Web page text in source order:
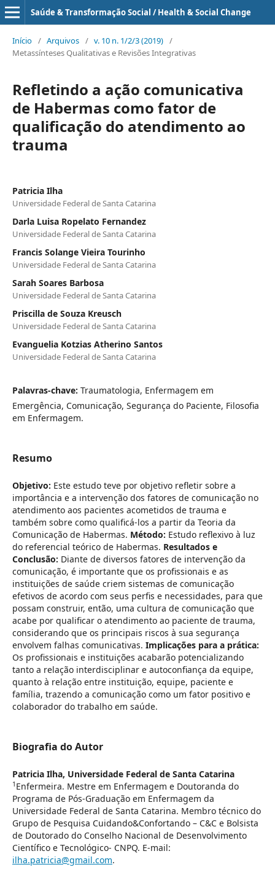
Saúde & Transformação Social / Health & Social Change
Início / Arquivos / v. 10 n. 1/2/3 (2019) /
Metassínteses Qualitativas e Revisões Integrativas
Refletindo a ação comunicativa
de Habermas como fator de
qualificação do atendimento ao
trauma
Patricia Ilha
Universidade Federal de Santa Catarina
Darla Luisa Ropelato Fernandez
Universidade Federal de Santa Catarina
Francis Solange Vieira Tourinho
Universidade Federal de Santa Catarina
Sarah Soares Barbosa
Universidade Federal de Santa Catarina
Priscilla de Souza Kreusch
Universidade Federal de Santa Catarina
Evanguelia Kotzias Atherino Santos
Universidade Federal de Santa Catarina
Palavras-chave: Traumatologia, Enfermagem em
Emergência, Comunicação, Segurança do Paciente, Filosofia
em Enfermagem.
Resumo
Objetivo: Este estudo teve por objetivo refletir sobre a
importância e a intervenção dos fatores de comunicação no
atendimento aos pacientes acometidos de trauma e
também sobre como qualificá-los a partir da Teoria da
Comunicação de Habermas. Método: Estudo reflexivo à luz
do referencial teórico de Habermas. Resultados e
Conclusão: Diante de diversos fatores de intervenção da
comunicação, é importante que os profissionais e as
instituições de saúde criem sistemas de comunicação
efetivos de acordo com seus perfis e necessidades, para que
possam construir, então, uma cultura de comunicação que
acabe por qualificar o atendimento ao paciente de trauma,
considerando que os principais riscos à sua segurança
envolvem falhas comunicativas. Implicações para a prática:
Os profissionais e instituições acabarão potencializando
tanto a relação interdisciplinar e autoconfiança da equipe,
quanto à relação entre instituição, equipe, paciente e
família, trazendo a comunicação como um fator positivo e
colaborador do trabalho em saúde.
Biografia do Autor
Patricia Ilha, Universidade Federal de Santa Catarina
1 Enfermeira. Mestre em Enfermagem e Doutoranda do
Programa de Pós-Graduação em Enfermagem da
Universidade Federal de Santa Catarina. Membro técnico do
Grupo de Pesquisa Cuidando&Confortando – C&C e Bolsista
de Doutorado do Conselho Nacional de Desenvolvimento
Científico e Tecnológico- CNPQ. E-mail:
ilha.patricia@gmail.com.